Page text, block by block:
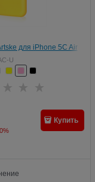
для iPhone 5C Air
case
U
Купить